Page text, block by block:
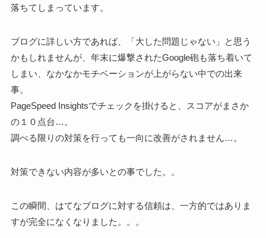
落ちてしまっています。
ブログに詳しい方であれば、「大した問題じゃない」と思う
かもしれませんが、年末に爆撃されたGoogle砲も落ち着いて
しまい、なかなかモチベーションが上がらない中での出来
事。
PageSpeed Insightsでチェックを掛けると、スコアがまさか
の１０点台…。
調べる限りの対策を行っても一向に改善がされません…。
対策できない内容が多いとの事でした。。
この瞬間、はてなブログに対する信頼は、一方的ではありま
すが完全になくなりました。。。